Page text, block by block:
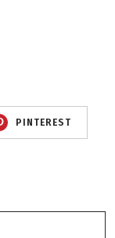
PINTEREST